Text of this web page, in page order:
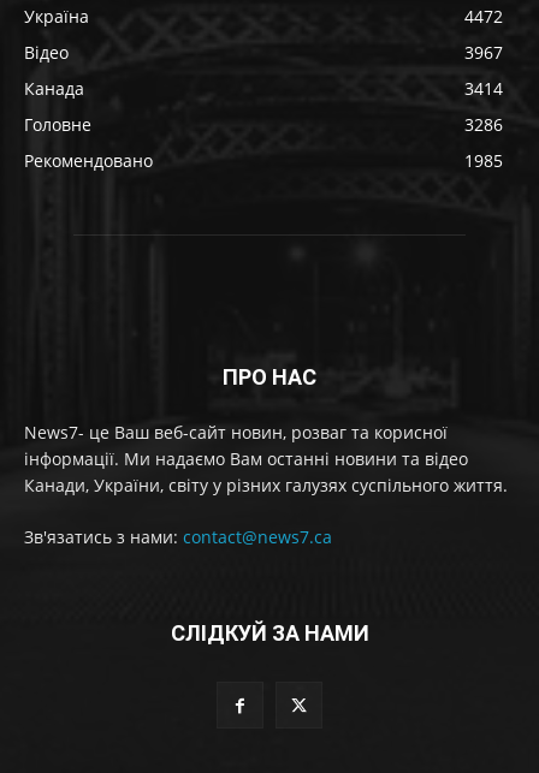
Україна
4472
Відео
3967
Канада
3414
Головне
3286
Рекомендовано
1985
ПРО НАС
News7- це Ваш веб-сайт новин, розваг та корисної
інформації. Ми надаємо Вам останні новини та відео
Канади, України, світу у різних галузях суспільного життя.
Зв'язатись з нами: contact@news7.ca
СЛІДКУЙ ЗА НАМИ